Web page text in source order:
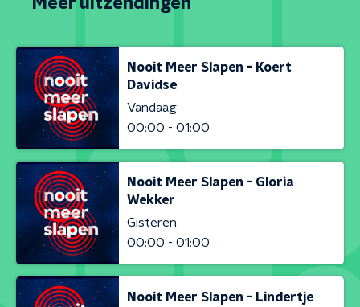
Nooit Meer Slapen - Koert
Davidse
Vandaag
00:00 - 01:00
Nooit Meer Slapen - Gloria
Wekker
Gisteren
00:00 - 01:00
Nooit Meer Slapen - Lindertje